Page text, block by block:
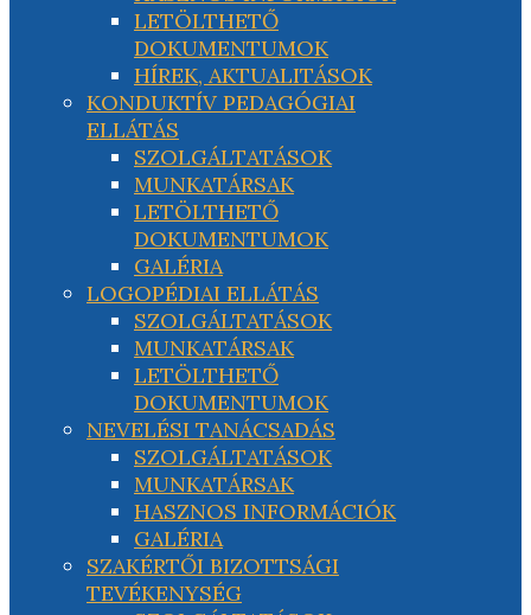
LETÖLTHETŐ
DOKUMENTUMOK
HÍREK, AKTUALITÁSOK
KONDUKTÍV PEDAGÓGIAI
ELLÁTÁS
SZOLGÁLTATÁSOK
MUNKATÁRSAK
LETÖLTHETŐ
DOKUMENTUMOK
GALÉRIA
LOGOPÉDIAI ELLÁTÁS
SZOLGÁLTATÁSOK
MUNKATÁRSAK
LETÖLTHETŐ
DOKUMENTUMOK
NEVELÉSI TANÁCSADÁS
SZOLGÁLTATÁSOK
MUNKATÁRSAK
HASZNOS INFORMÁCIÓK
GALÉRIA
SZAKÉRTŐI BIZOTTSÁGI
TEVÉKENYSÉG